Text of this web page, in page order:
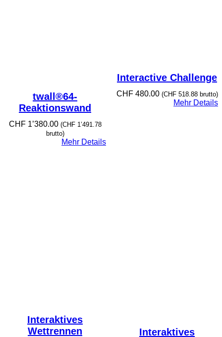
twall®64-
Reaktionswand
CHF1’380.00 (CHF1’491.78
brutto)
Mehr Details
Interactive Challenge
CHF480.00 (CHF518.88brutto)
Mehr Details
Interaktives
Wettrennen
Interaktives